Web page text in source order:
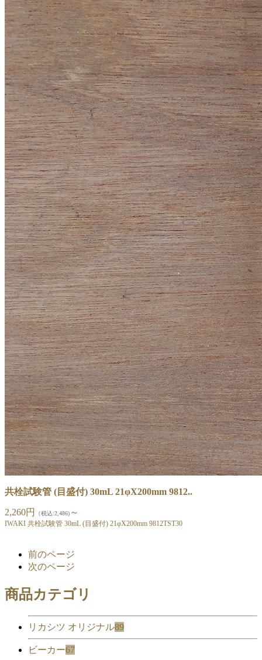
共栓試験管 (目盛付) 30mL 21φX200mm 9812..
2,260円 （税込:2,486) ～
IWAKI 共栓試験管 30mL (目盛付) 21φX200mm 9812TST30
前のページ
次のページ
商品カテゴリ
リカシツ オリジナル89
ビーカー67